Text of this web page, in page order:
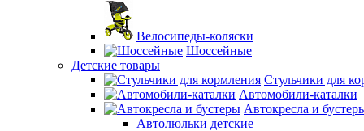
Велосипеды-коляски
Шоссейные
Детские товары
Стульчики для
Автомобили-каталки
Автокресла и
Автолюльки детские